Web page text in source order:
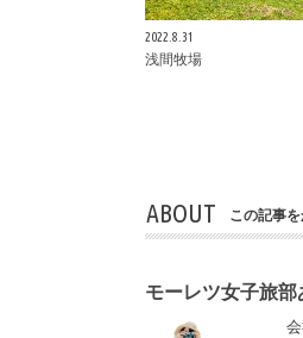
2022.8.31
浅間牧場
ABOUT この記事
モーレツ女子旅部